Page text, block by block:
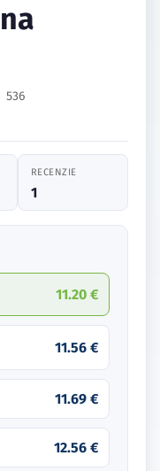
536
RECENZIE
1
11.20 €
11.56 €
11.69 €
12.56 €